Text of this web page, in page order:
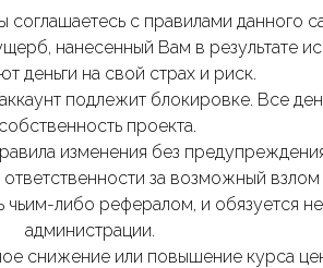
соглашаетесь с правилами данного
нанесенный Вам в результате
деньги на свой страх и риск.
подлежит блокировке. Все
проекта.
изменения без
за возможный взлом
чьим-либо рефералом, и обязуется
администрации.
снижение или повышение курса